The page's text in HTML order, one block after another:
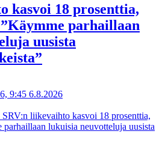
kasvoi 18 prosenttia,
parhaillaan
uusista
9:45 6.8.2026
liikevaihto kasvoi 18 prosenttia,
lukuisia neuvotteluja uusista